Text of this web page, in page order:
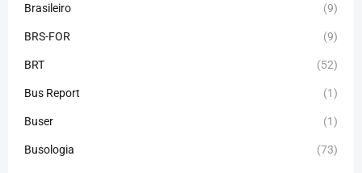
Brasileiro (9)
BRS-FOR (9)
BRT (52)
Bus Report (1)
Buser (1)
Busologia (73)